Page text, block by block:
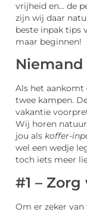
vrijheid en… de
zijn wij daar
beste inpak tips
maar beginnen!
Als het aankomt
twee kampen.
vakantie
Wij horen
jou als koffer-
wel een wedje
toch iets meer
#1 –
Om er zeker